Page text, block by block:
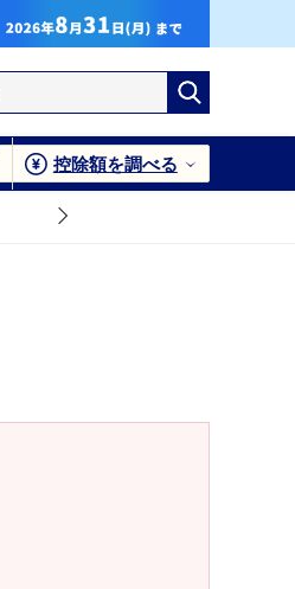
控除額を調べる